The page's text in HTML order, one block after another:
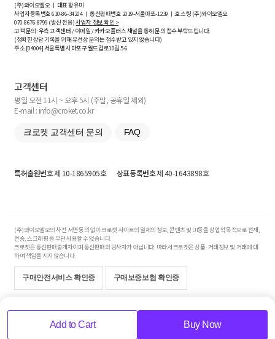
Add to Cart Buy Now
(주)와이오엘오 ㅣ 대표 황유미
사업자등록번호610-86-34204ㅣ 통신판매번호 2019-서울마포-1239 ㅣ 호스팅 (주)와이오엘오
070-8676-8799 (발신 전용)사업자 정보 확인 >
고객 문의: 우측 고객센터 / 이메일 / 카카오플러스 채널을 통해 문의 접수 부탁드립니다.
(정확한 상담 기록을 위해 유선상 문의는 접수받고 있지 않습니다)
주소 [04004] 서울특별시 마포구 월드컵로10길5-6
고객센터
평일 오전 11시 ~ 오후 5시 (주말, 공휴일 제외)
E-mail : info@croket.co.kr
크로켓 고객센터 문의 FAQ
특허출원번호제 10-1865905호 상표등록번호제 40-1643898호
(주)와이오엘오의 사전 서면 동의 없이 크로켓 사이트의 일체의 정보, 콘텐츠 및 UI등을 상업적 목적으로 전재,
전송, 스크래핑 등 무단 사용할 수 없습니다.
크로켓은 통신판매중개자이며 통신판매의 당사자가 아닙니다. 따라서 크로켓은 상품·거래정보 및 거래에 대
하여 책임을 지지 않습니다.
구매안전서비스 확인증 구매보증보험 확인증